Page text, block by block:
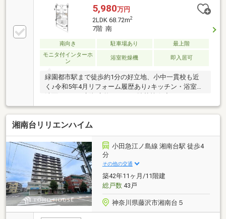
5,980万円
2LDK 68.72m2
7階 南
南向き 駐車場あり
最上階
モニタ付インターホ
ン
浴室乾燥機 即入居可
緑園都市駅まで徒歩約1分の好立地、小中一貫校も近
く♪令和5年4月リフォーム履歴あり♪キッチン・浴室・
洗面・トイレ新規交換・クロス貼替等☆◆バルコニー
約12.8㎡以上！７階からの開放感あふれる眺望を楽し
めます。◆LDK約18.4帖！リビング・ダイニングには
床暖房付◆約6.8帖の洋室にはWIC付！◆キッチンには
ディスポーザーがあり生ごみの処理もラクラク♪◆共
用部にペット用足洗い場が設置◆オートロック付でセ
キュリティ面も安心◆駐車場空きございます。（令和
8年7月時点）まずはお気軽にお問合せ下さい♪
湘南台リリエンハイム
小田急江ノ島線 湘南台駅 徒歩4
分
その他の交通
築42年11ヶ月/11階建
総戸数43戸
神奈川県藤沢市湘南台５